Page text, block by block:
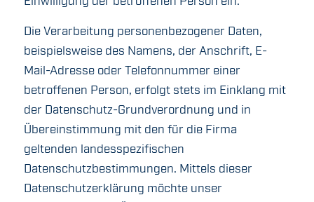
Die Verarbeitung personenbezogener Daten,
beispielsweise des Namens, der Anschrift, E-
Mail-Adresse oder Telefonnummer einer
betroffenen Person, erfolgt stets im Einklang mit
der Datenschutz-Grundverordnung und in
Übereinstimmung mit den für die Firma
geltenden landesspezifischen
Datenschutzbestimmungen. Mittels dieser
Datenschutzerklärung möchte unser